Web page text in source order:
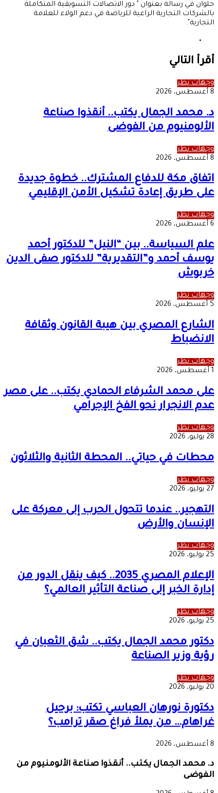
حلوان في رسالة بعنوان " دور الاتصالات التسويقية المتكاملة
بالشركات التجارية الراعية للرياضة في دعم الولاء للعلامة
التجارية".
أقرأ التالي
وجهات نظر
8 أغسطس، 2026
د. محمد الجمال يكتب.. أنقذوا صناعة
الألومنيوم من الفوضى
وجهات نظر
8 أغسطس، 2026
اتفاق مكة للدفاع المشترك.. خطوة جديدة
على طريق إعادة تشكيل الأمن الإقليمي
وجهات نظر
6 أغسطس، 2026
علم السياسة.. بين “النيل” للدكتور أحمد
يوسف أحمد و”التقديرية” للدكتور صفى الدين
خربوش
وجهات نظر
5 أغسطس، 2026
الشارع المصري بين هيبة القانون وثقافة
الانضباط
وجهات نظر
1 أغسطس، 2026
على محمد الشرفاء الحمادي يكتب.. على مصر
عدم الانجرار نحو الفخ الإجرامي
وجهات نظر
28 يوليو، 2026
محطات في حياتي.. المحطة الثانية والثلاثون
وجهات نظر
27 يوليو، 2026
التهجير.. عندما تتحول الحرب إلى معركة على
الإنسان والأرض
وجهات نظر
25 يوليو، 2026
الإعلام المصري 2035.. كيف ينقل الدور من
إدارة الخبر إلى صناعة التأثير العالمي؟
وجهات نظر
25 يوليو، 2026
دكتور محمد الجمال يكتب.. شق الثعبان في
رؤية وزير الصناعة
وجهات نظر
20 يوليو، 2026
دكتورة نورهان العباسي تكتب: برحيل
غراهام… من يملأ فراغ صقر ترامب؟
8 أغسطس، 2026
د. محمد الجمال يكتب.. أنقذوا صناعة الألومنيوم من
الفوضى